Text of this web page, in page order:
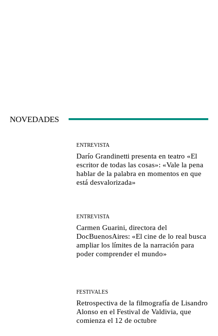
NOVEDADES
ENTREVISTA
Darío Grandinetti presenta en teatro «El
escritor de todas las cosas»: «Vale la pena
hablar de la palabra en momentos en que
está desvalorizada»
ENTREVISTA
Carmen Guarini, directora del
DocBuenosAires: «El cine de lo real busca
ampliar los límites de la narración para
poder comprender el mundo»
FESTIVALES
Retrospectiva de la filmografía de Lisandro
Alonso en el Festival de Valdivia, que
comienza el 12 de octubre